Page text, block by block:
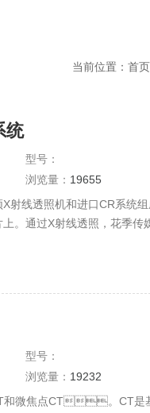
当前位置： 首页
统
型号：
浏览量： 19655
线透照机和进口CR系统组成
。通过X射线透照，花
，从而进一步的保护处理
三中青铜马探伤结果，
型号：
浏览量： 19232
和微焦点CT。CT是